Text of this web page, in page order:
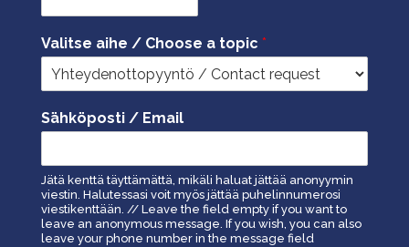
Valitse aihe / Choose a topic *
Sähköposti / Email
Jätä kenttä täyttämättä, mikäli haluat jättää anonyymin
viestin. Halutessasi voit myös jättää puhelinnumerosi
viestikenttään. // Leave the field empty if you want to
leave an anonymous message. If you wish, you can also
leave your phone number in the message field